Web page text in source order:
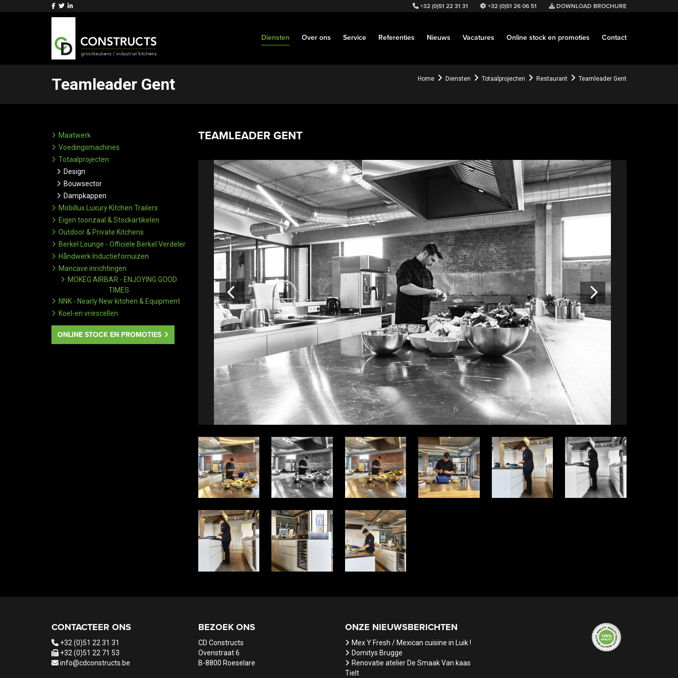
+32 (0)51 22 31 31 +32 (0)51 26 06 51 DOWNLOAD BROCHURE
Diensten Over ons Service Referenties Nieuws Vacatures Online stock en promoties Contact
Teamleader Gent Home Diensten Totaalprojecten Restaurant Teamleader Gent
Maatwerk
Voedingsmachines
Totaalprojecten
Design
Bouwsector
Dampkappen
Mobillux Luxury Kitchen Trailers
Eigen toonzaal & Stockartikelen
Outdoor & Private Kitchens
Berkel Lounge - Officiële Berkel Verdeler
Håndwerk Inductiefornuizen
Mancave inrichtingen
MOKEG AIRBAR - ENJOYING GOOD
TIMES
NNK - Nearly New kitchen & Equipment
Koel-en vriescellen
ONLINE STOCK EN PROMOTIES
TEAMLEADER GENT
Vorige Volgende
CONTACTEER ONS
+32 (0)51 22 31 31
+32 (0)51 22 71 53
info@cdconstructs.be
BEZOEK ONS
CD Constructs
Ovenstraat 6
B-8800 Roeselare
ONZE NIEUWSBERICHTEN
Mex Y Fresh / Mexican cuisine in Luik !
Domitys Brugge
Renovatie atelier De Smaak Van kaas
Tielt